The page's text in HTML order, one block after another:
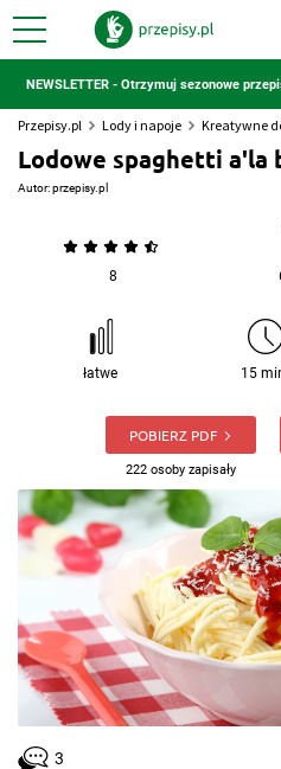
NEWSLETTER - Otrzymuj sezonowe
Przepisy.pl Lody i napoje Kreatywne
Lodowe spaghetti a'la
Autor:przepisy.pl
8
łatwe 15
POBIERZ PDF
222 osoby zapisały
3